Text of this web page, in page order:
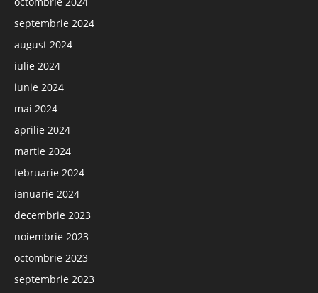
septembrie 2024
august 2024
iulie 2024
iunie 2024
mai 2024
aprilie 2024
martie 2024
februarie 2024
ianuarie 2024
decembrie 2023
noiembrie 2023
octombrie 2023
septembrie 2023